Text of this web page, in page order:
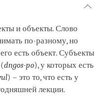
и объекты. Слово
по-разному, но
есть объект. Субъекты
(dngos-po), у которых есть
) – это то, что есть у
лекции.